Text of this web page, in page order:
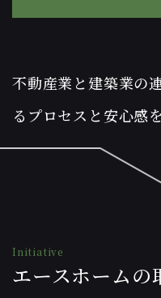
不動産業と建築業の
るプロセスと安心感
Initiative
エースホームの